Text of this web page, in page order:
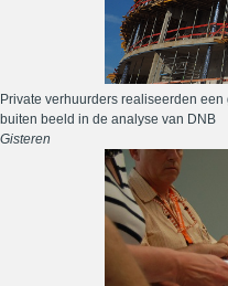
Private verhuurders realiseerden
buiten beeld in de analyse van DNB
Gisteren